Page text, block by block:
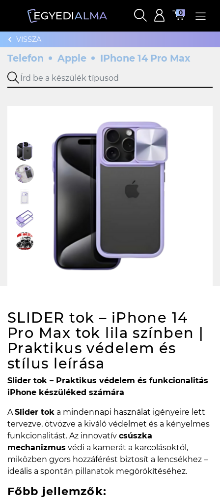
0
VISSZA
Telefon Apple IPhone 14 Pro Max
SLIDER tok – iPhone 14
Pro Max tok lila színben |
Praktikus védelem és
stílus leírása
Slider tok – Praktikus védelem és funkcionalitás
iPhone készüléked számára
ASlider tok a mindennapi használat igényeire lett
tervezve, ötvözve a kiváló védelmet és a kényelmes
funkcionalitást. Az innovatív csúszka
mechanizmus védi a kamerát a karcolásoktól,
miközben gyors hozzáférést biztosít a lencsékhez –
ideális a spontán pillanatok megörökítéséhez.
Főbb jellemzők: